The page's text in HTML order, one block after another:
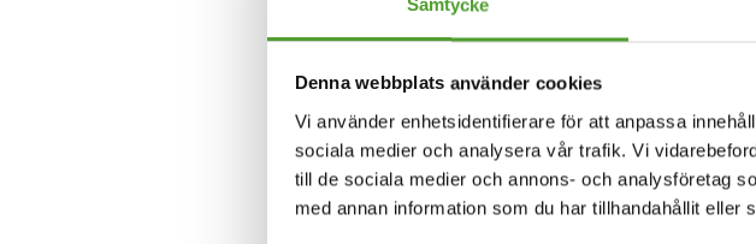
Samtycke
Denna webbplats använder cookies
Vi använder enhetsidentifierare för att anpassa
sociala medier och analysera vår trafik. Vi
till de sociala medier och annons- och analysföretag
med annan information som du har tillhandahållit
Timo Salonen
+358 50 568 9006
timo.salonen@algol.fi